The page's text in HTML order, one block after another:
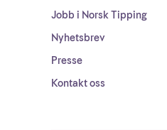
Jobb i Norsk Tipping
Nyhetsbrev
Presse
Kontakt oss